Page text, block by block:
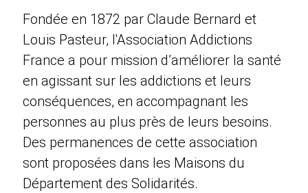
Fondée en 1872 par Claude Bernard et
Louis Pasteur, l'Association Addictions
France a pour mission d’améliorer la santé
en agissant sur les addictions et leurs
conséquences, en accompagnant les
personnes au plus près de leurs besoins.
Des permanences de cette association
sont proposées dans les Maisons du
Département des Solidarités.